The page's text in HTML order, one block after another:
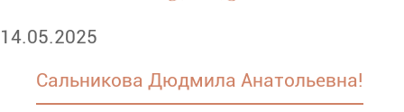
14.05.2025
Сальникова Дюдмила Анатольевна!